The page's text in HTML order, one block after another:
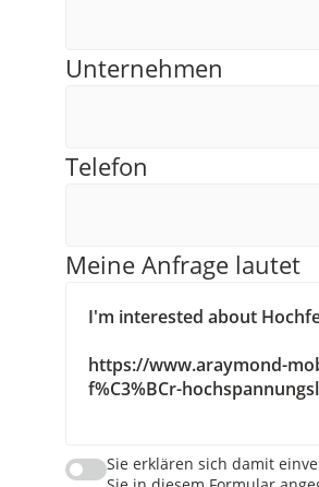
Unternehmen
Telefon
Meine Anfrage lautet
Sie erklären sich damit